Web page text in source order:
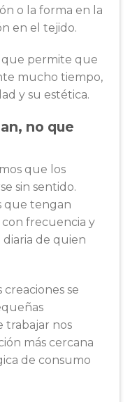
o la forma en la
en el tejido.
que permite que
mucho tiempo,
y su estética.
no que
que los
sin sentido.
que tengan
frecuencia y
de quien
se
trabajar nos
más cercana
de consumo